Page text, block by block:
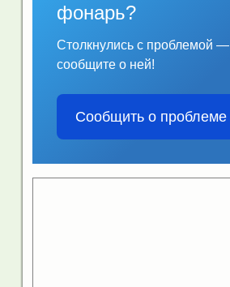
фонарь?
Столкнулись с проблемой —
сообщите о ней!
Сообщить о проблеме